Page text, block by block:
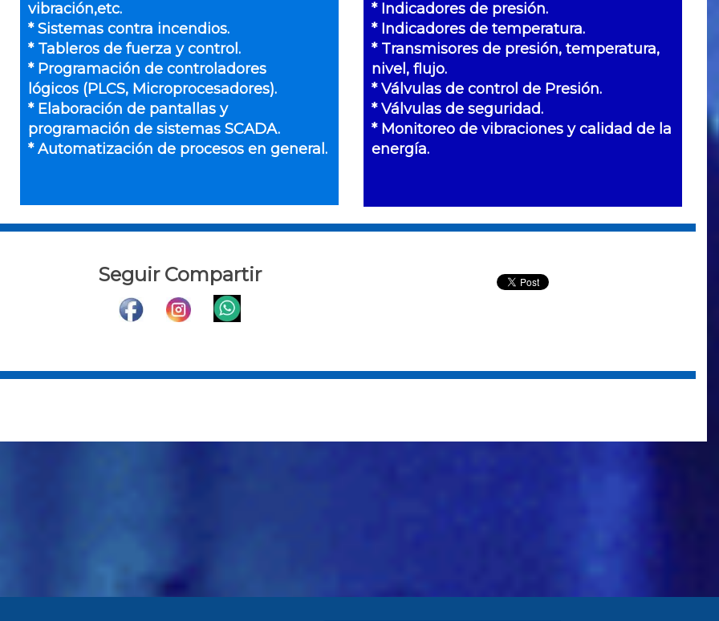
vibración,etc.
* Sistemas contra incendios.
* Tableros de fuerza y control.
* Programación de controladores
lógicos (PLCS, Microprocesadores).
* Elaboración de pantallas y
programación de sistemas SCADA.
* Automatización de procesos en general.
* Indicadores de presión.
* Indicadores de temperatura.
* Transmisores de presión, temperatura,
nivel, flujo.
* Válvulas de control de Presión.
* Válvulas de seguridad.
* Monitoreo de vibraciones y calidad de la
energía.
Seguir Compartir